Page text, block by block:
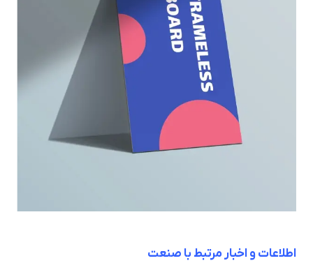
اطلاعات و اخبار مرتبط با صنعت